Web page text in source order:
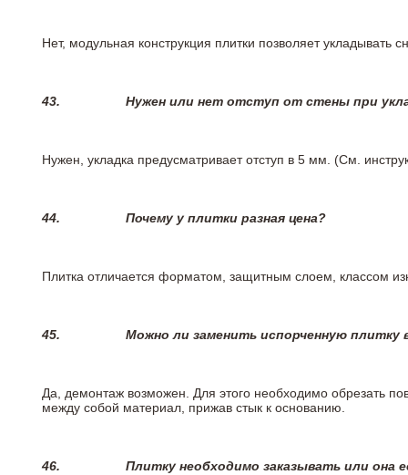
Нет, модульная конструкция плитки позволяет
43. Нужен или нет отступ от стены при
Нужен, укладка предусматривает отступ в 5 мм. (См.
44. Почему у плитки разная цена?
Плитка отличается форматом, защитным слоем, классом
45. Можно ли заменить испорченную плитку
Да, демонтаж возможен. Для этого необходимо обрезать
между собой материал, прижав стык к основанию.
46. Плитку необходимо заказывать или она